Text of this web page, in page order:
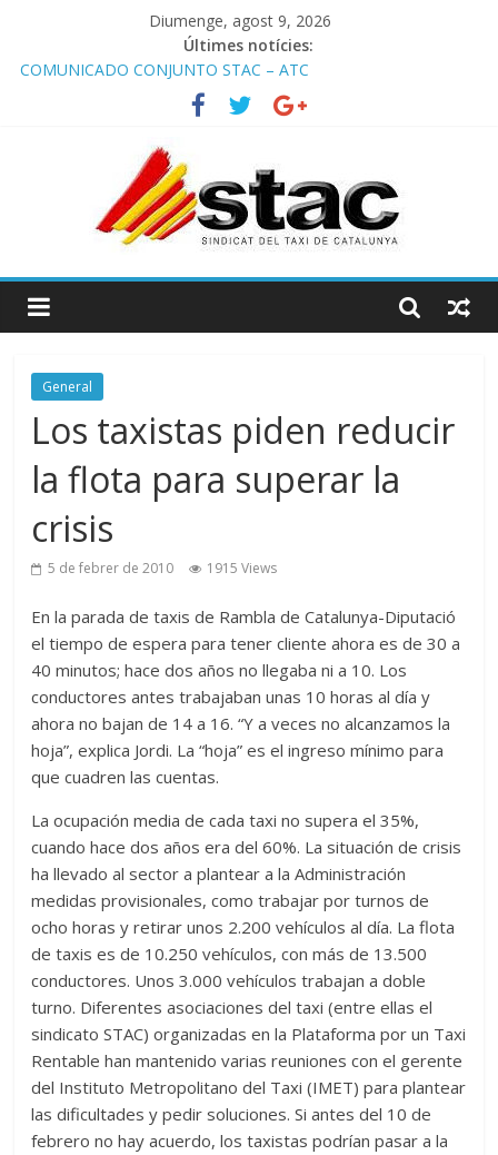
Diumenge, agost 9, 2026
Últimes notícies:
COMUNICADO CONJUNTO STAC – ATC
Comunicado STAC/ ATC de la reunión con los Mossos d
‘Esquadra del aeropuerto de Barcelona.
Programa de Radio TAXI LIBRE 29.07.2026 en COOLTURA FM.
STAC/ATC SOLICITAN TAULA TÈCNICA PARA MEJORAR LA
OPERATIVA DE ENTRADA EN EL PUERTO DE BARCELONA.
Programa de Radio TAXI LIBRE 22.07.2026 en COOLTURA FM.
General
Los taxistas piden reducir
la flota para superar la
crisis
5 de febrer de 2010 1915 Views
En la parada de taxis de Rambla de Catalunya-Diputació
el tiempo de espera para tener cliente ahora es de 30 a
40 minutos; hace dos años no llegaba ni a 10. Los
conductores antes trabajaban unas 10 horas al día y
ahora no bajan de 14 a 16. “Y a veces no alcanzamos la
hoja”, explica Jordi. La “hoja” es el ingreso mínimo para
que cuadren las cuentas.
La ocupación media de cada taxi no supera el 35%,
cuando hace dos años era del 60%. La situación de crisis
ha llevado al sector a plantear a la Administración
medidas provisionales, como trabajar por turnos de
ocho horas y retirar unos 2.200 vehículos al día. La flota
de taxis es de 10.250 vehículos, con más de 13.500
conductores. Unos 3.000 vehículos trabajan a doble
turno. Diferentes asociaciones del taxi (entre ellas el
sindicato STAC) organizadas en la Plataforma por un Taxi
Rentable han mantenido varias reuniones con el gerente
del Instituto Metropolitano del Taxi (IMET) para plantear
las dificultades y pedir soluciones. Si antes del 10 de
febrero no hay acuerdo, los taxistas podrían pasar a la